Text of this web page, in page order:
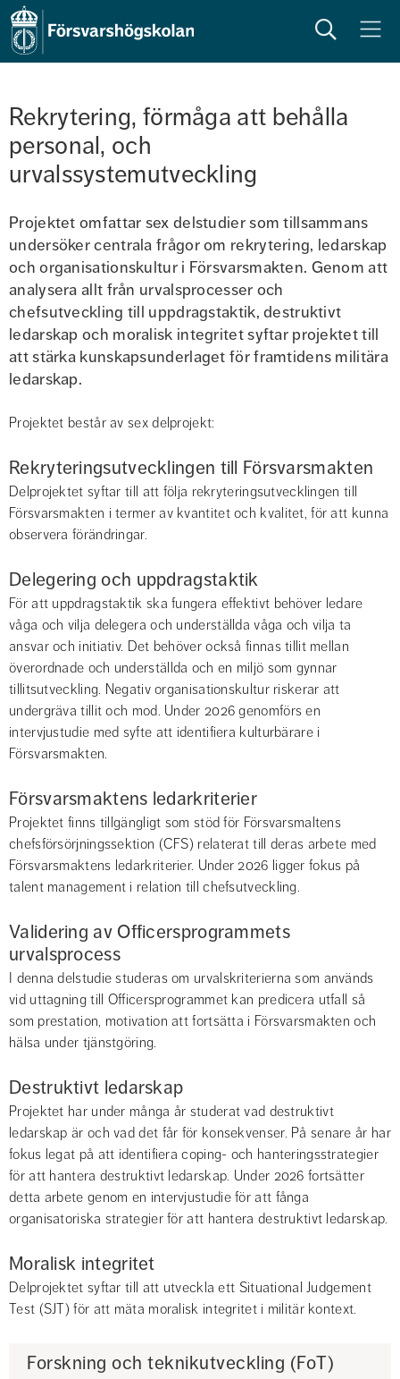
Sök Meny
Rekrytering, förmåga att behålla
personal, och
urvalssystemutveckling
Projektet omfattar sex delstudier som tillsammans
undersöker centrala frågor om rekrytering, ledarskap
och organisationskultur i Försvarsmakten. Genom att
analysera allt från urvalsprocesser och
chefsutveckling till uppdragstaktik, destruktivt
ledarskap och moralisk integritet syftar projektet till
att stärka kunskapsunderlaget för framtidens militära
ledarskap.
Projektet består av sex delprojekt:
Rekryteringsutvecklingen till Försvarsmakten
Delprojektet syftar till att följa rekryteringsutvecklingen till
Försvarsmakten i termer av kvantitet och kvalitet, för att kunna
observera förändringar.
Delegering och uppdragstaktik
För att uppdragstaktik ska fungera effektivt behöver ledare
våga och vilja delegera och underställda våga och vilja ta
ansvar och initiativ. Det behöver också finnas tillit mellan
överordnade och underställda och en miljö som gynnar
tillitsutveckling. Negativ organisationskultur riskerar att
undergräva tillit och mod. Under 2026 genomförs en
intervjustudie med syfte att identifiera kulturbärare i
Försvarsmakten.
Försvarsmaktens ledarkriterier
Projektet finns tillgängligt som stöd för Försvarsmaltens
chefsförsörjningssektion (CFS) relaterat till deras arbete med
Försvarsmaktens ledarkriterier. Under 2026 ligger fokus på
talent management i relation till chefsutveckling.
Validering av Officersprogrammets
urvalsprocess
I denna delstudie studeras om urvalskriterierna som används
vid uttagning till Officersprogrammet kan predicera utfall så
som prestation, motivation att fortsätta i Försvarsmakten och
hälsa under tjänstgöring.
Destruktivt ledarskap
Projektet har under många år studerat vad destruktivt
ledarskap är och vad det får för konsekvenser. På senare år har
fokus legat på att identifiera coping- och hanteringsstrategier
för att hantera destruktivt ledarskap. Under 2026 fortsätter
detta arbete genom en intervjustudie för att fånga
organisatoriska strategier för att hantera destruktivt ledarskap.
Moralisk integritet
Delprojektet syftar till att utveckla ett Situational Judgement
Test (SJT) för att mäta moralisk integritet i militär kontext.
Forskning och teknikutveckling (FoT)